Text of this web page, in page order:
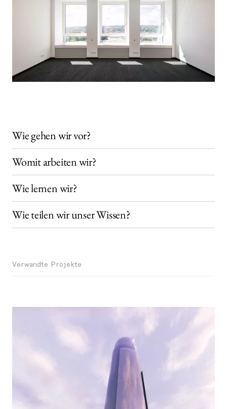
Wie gehen wir vor?
Womit arbeiten wir?
Wie lernen wir?
Wie teilen wir unser Wissen?
Verwandte Projekte